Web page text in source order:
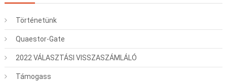
Történetünk
Quaestor-Gate
2022 VÁLASZTÁSI VISSZASZÁMLÁLÓ
Támogass